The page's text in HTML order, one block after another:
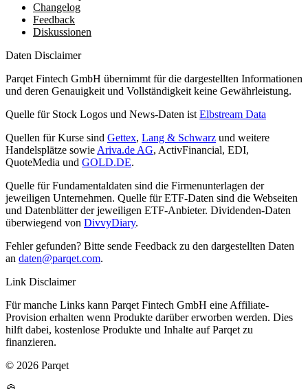
Changelog
Feedback
Diskussionen
Daten Disclaimer
Parqet Fintech GmbH übernimmt für die dargestellten Informationen
und deren Genauigkeit und Vollständigkeit keine Gewährleistung.
Quelle für Stock Logos und News-Daten ist Elbstream Data
Quellen für Kurse sind Gettex, Lang & Schwarz und weitere
Handelsplätze sowie Ariva.de AG, ActivFinancial, EDI,
QuoteMedia und GOLD.DE.
Quelle für Fundamentaldaten sind die Firmenunterlagen der
jeweiligen Unternehmen. Quelle für ETF-Daten sind die Webseiten
und Datenblätter der jeweiligen ETF-Anbieter. Dividenden-Daten
überwiegend von DivvyDiary.
Fehler gefunden? Bitte sende Feedback zu den dargestellten Daten
an daten@parqet.com.
Link Disclaimer
Für manche Links kann Parqet Fintech GmbH eine Affiliate-
Provision erhalten wenn Produkte darüber erworben werden. Dies
hilft dabei, kostenlose Produkte und Inhalte auf Parqet zu
finanzieren.
© 2026 Parqet